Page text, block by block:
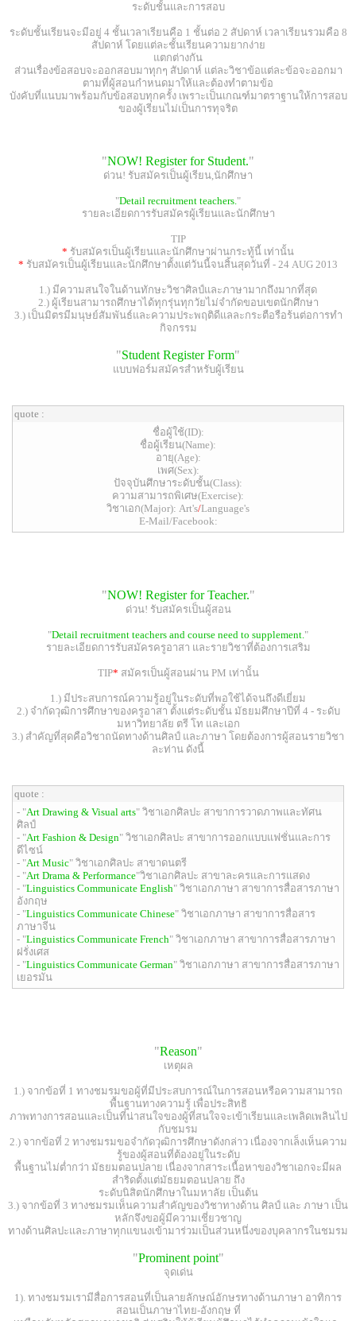
ระดับชั้นและการสอบ
ระดับชั้นเรียนจะมีอยู่ 4 ชั้นเวลาเรียนคือ 1 ชั้นต่อ 2 สัปดาห์ เวลาเรียนรวมคือ 8
สัปดาห์ โดยแต่ละชั้นเรียนความยากง่าย
แตกต่างกัน
ส่วนเรื่องข้อสอบจะออกสอบมาทุกๆ สัปดาห์ แต่ละวิชาข้อแต่ละข้อจะออกมา
ตามที่ผู้สอนกำหนดมาให้และต้องทำตามข้อ
บังคับที่แนบมาพร้อมกับข้อสอบทุกครั้ง เพราะเป็นเกณฑ์มาตราฐานให้การสอบ
ของผู้เรียนไม่เป็นการทุจริต
"NOW! Register for Student."
ด่วน! รับสมัครเป็นผู้เรียน,นักศึกษา
"Detail recruitment teachers."
รายละเอียดการรับสมัครผู้เรียนและนักศึกษา
TIP
* รับสมัครเป็นผู้เรียนและนักศึกษาผ่านกระทู้นี้ เท่านั้น
* รับสมัครเป็นผู้เรียนและนักศึกษาตั้งแต่วันนี้จนสิ้นสุดวันที่ - 24 AUG 2013
1.) มีความสนใจในด้านทักษะวิชาศิลป์และภาษามากถึงมากที่สุด
2.) ผู้เรียนสามารถศึกษาได้ทุกรุ่นทุกวัยไม่จำกัดขอบเขตนักศึกษา
3.) เป็นมิตรมีมนุษย์สัมพันธ์และความประพฤติดีแลละกระตือรือร้นต่อการทำ
กิจกรรม
"Student Register Form"
แบบฟอร์มสมัครสำหรับผู้เรียน
quote :
ชื่อผู้ใช้(ID):
ชื่อผู้เรียน(Name):
อายุ(Age):
เพศ(Sex):
ปัจจุบันศึกษาระดับชั้น(Class):
ความสามารถพิเศษ(Exercise):
วิชาเอก(Major): Art's/Language's
E-Mail/Facebook:
"NOW! Register for Teacher."
ด่วน! รับสมัครเป็นผู้สอน
"Detail recruitment teachers and course need to supplement."
รายละเอียดการรับสมัครครูอาสา และรายวิชาที่ต้องการเสริม
TIP* สมัครเป็นผู้สอนผ่าน PM เท่านั้น
1.) มีประสบการณ์ความรู้อยู่ในระดับที่พอใช้ได้จนถึงดีเยี่ยม
2.) จำกัดวุฒิการศึกษาของครูอาสา ตั้งแต่ระดับชั้น มัธยมศึกษาปีที่ 4 - ระดับ
มหาวิทยาลัย ตรี โท และเอก
3.) สำคัญที่สุดคือวิชาถนัดทางด้านศิลป์ และภาษา โดยต้องการผู้สอนรายวิชา
ละท่าน ดังนี้
quote :
- "Art Drawing & Visual arts" วิชาเอกศิลปะ สาขาการวาดภาพและทัศน
ศิลป์
- "Art Fashion & Design" วิชาเอกศิลปะ สาขาการออกแบบแฟชั่นและการ
ดีไซน์
- "Art Music" วิชาเอกศิลปะ สาขาดนตรี
- "Art Drama & Performance"วิชาเอกศิลปะ สาขาละครและการแสดง
- "Linguistics Communicate English" วิชาเอกภาษา สาขาการสื่อสารภาษา
อังกฤษ
- "Linguistics Communicate Chinese" วิชาเอกภาษา สาขาการสื่อสาร
ภาษาจีน
- "Linguistics Communicate French" วิชาเอกภาษา สาขาการสื่อสารภาษา
ฝรั่งเศส
- "Linguistics Communicate German" วิชาเอกภาษา สาขาการสื่อสารภาษา
เยอรมัน
"Reason"
เหตุผล
1.) จากข้อที่ 1 ทางชมรมขอผู้ที่มีประสบการณ์ในการสอนหรือความสามารถ
พื้นฐานทางความรู้ เพื่อประสิทธิ
ภาพทางการสอนและเป็นที่น่าสนใจของผู้ที่สนใจจะเข้าเรียนและเพลิดเพลินไป
กับชมรม
2.) จากข้อที่ 2 ทางชมรมขอจำกัดวุฒิการศึกษาดังกล่าว เนื่องจากเล็งเห็นความ
รู้ของผู้สอนที่ต้องอยู่ในระดับ
พื้นฐานไม่ต่ำกว่า มัธยมตอนปลาย เนื่องจากสาระเนื้อหาของวิชาเอกจะมีผล
สำริดตั้งแต่มัธยมตอนปลาย ถึง
ระดับนิสิตนักศึกษาในมหาลัย เป็นต้น
3.) จากข้อที่ 3 ทางชมรมเห็นความสำคัญของวิชาทางด้าน ศิลป์ และ ภาษา เป็น
หลักจึงขอผู้มีความเชี่ยวชาญ
ทางด้านศิลปะและภาษาทุกแขนงเข้ามาร่วมเป็นส่วนหนึ่งของบุคลากรในชมรม
"Prominent point"
จุดเด่น
1). ทางชมรมเรามีสื่อการสอนที่เป็นลายลักษณ์อักษรทางด้านภาษา อาทิการ
สอนเป็นภาษาไทย-อังกฤษ ที่